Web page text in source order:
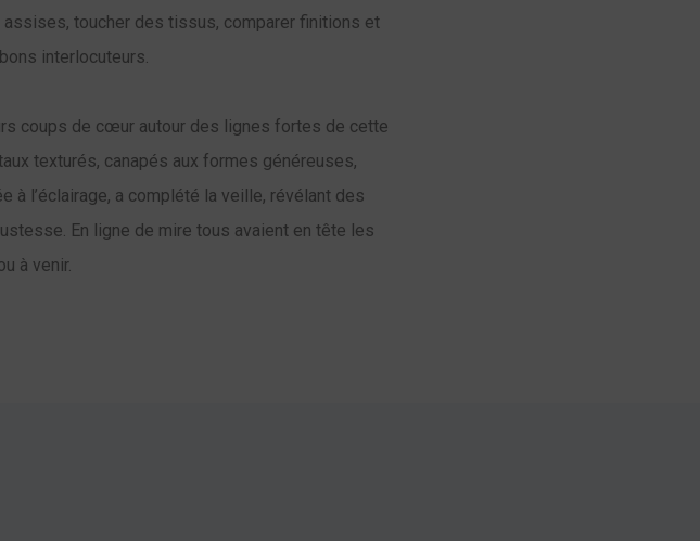
toucher des tissus, comparer finitions et
interlocuteurs.
coups de cœur autour des lignes fortes de cette
texturés, canapés aux formes généreuses,
à l’éclairage, a complété la veille, révélant des
En ligne de mire tous avaient en tête les
à venir.